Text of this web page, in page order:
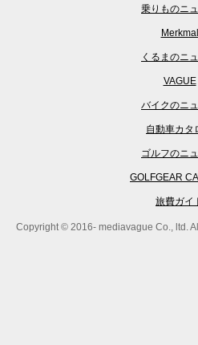
乗りものニ
Merkmal
くるまのニ
VAGUE
バイクのニ
自動車カタ
ゴルフのニ
GOLFGEAR
旅費ガイ
Copyright © 2016- mediavague Co., ltd.